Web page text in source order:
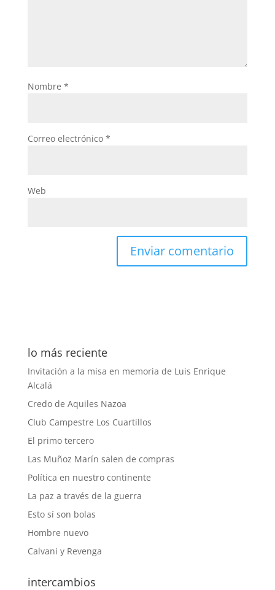
Nombre *
Correo electrónico *
Web
lo más reciente
Invitación a la misa en memoria de Luis Enrique
Alcalá
Credo de Aquiles Nazoa
Club Campestre Los Cuartillos
El primo tercero
Las Muñoz Marín salen de compras
Política en nuestro continente
La paz a través de la guerra
Esto sí son bolas
Hombre nuevo
Calvani y Revenga
intercambios